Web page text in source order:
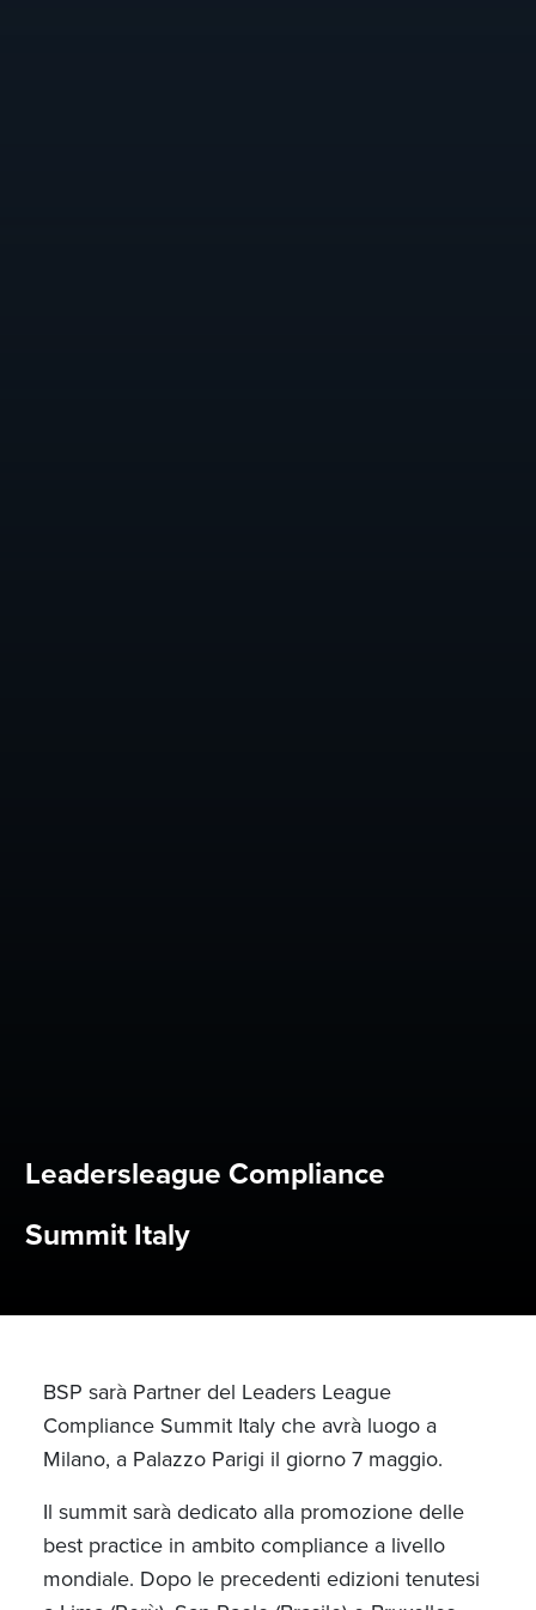
Leadersleague Compliance
Summit Italy
BSP sarà Partner del Leaders League
Compliance Summit Italy che avrà luogo a
Milano, a Palazzo Parigi il giorno 7 maggio.
Il summit sarà dedicato alla promozione delle
best practice in ambito compliance a livello
mondiale. Dopo le precedenti edizioni tenutesi